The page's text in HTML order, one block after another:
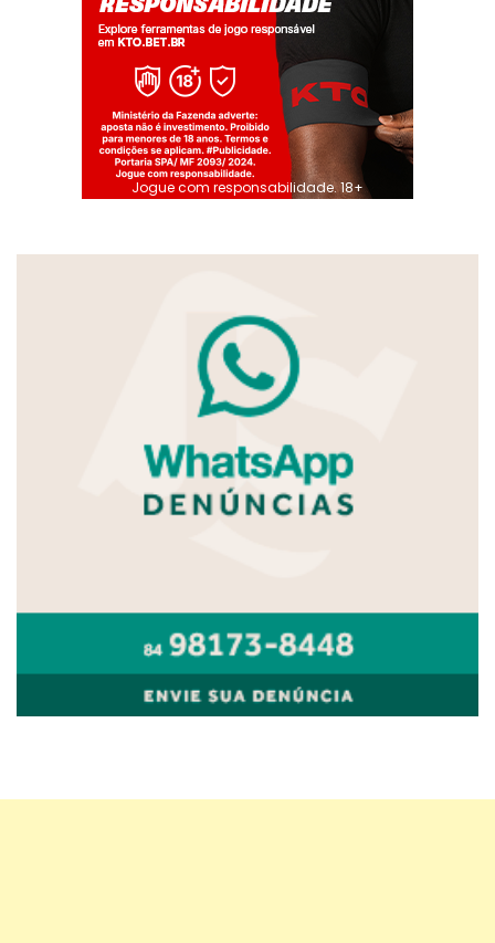
Jogue com responsabilidade. 18+